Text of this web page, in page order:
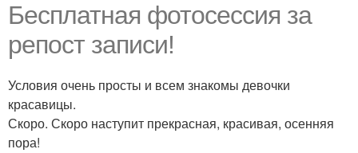
Бесплатная фотосессия за
репост записи!
Условия очень просты и всем знакомы девочки
красавицы.
Скоро. Скоро наступит прекрасная, красивая, осенняя
пора!